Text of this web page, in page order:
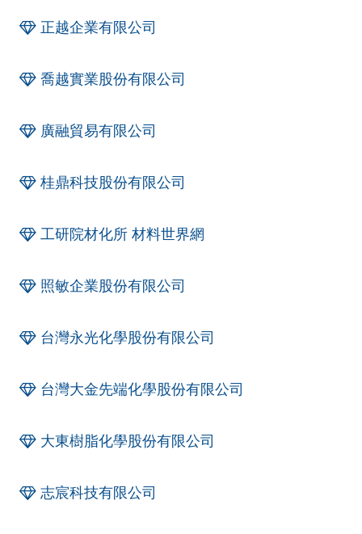
正越企業有限公司
喬越實業股份有限公司
廣融貿易有限公司
桂鼎科技股份有限公司
工研院材化所 材料世界網
照敏企業股份有限公司
台灣永光化學股份有限公司
台灣大金先端化學股份有限公司
大東樹脂化學股份有限公司
志宸科技有限公司